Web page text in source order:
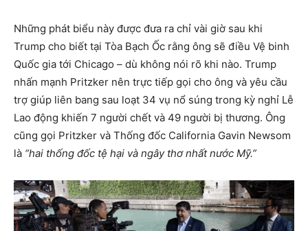
Những phát biểu này được đưa ra chỉ vài giờ sau khi
Trump cho biết tại Tòa Bạch Ốc rằng ông sẽ điều Vệ binh
Quốc gia tới Chicago – dù không nói rõ khi nào. Trump
nhấn mạnh Pritzker nên trực tiếp gọi cho ông và yêu cầu
trợ giúp liên bang sau loạt 34 vụ nổ súng trong kỳ nghỉ Lễ
Lao động khiến 7 người chết và 49 người bị thương. Ông
cũng gọi Pritzker và Thống đốc California Gavin Newsom
là “hai thống đốc tệ hại và ngây thơ nhất nước Mỹ.”